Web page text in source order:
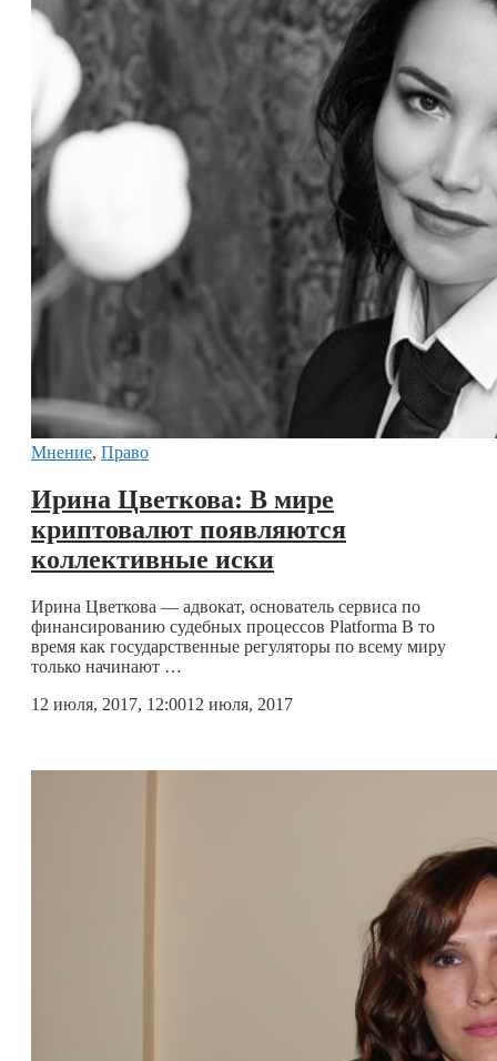
Мнение, Право
Ирина Цветкова: В мире
криптовалют появляются
коллективные иски
Ирина Цветкова — адвокат, основатель сервиса по
финансированию судебных процессов Platforma В то
время как государственные регуляторы по всему миру
только начинают …
12 июля, 2017, 12:0012 июля, 2017